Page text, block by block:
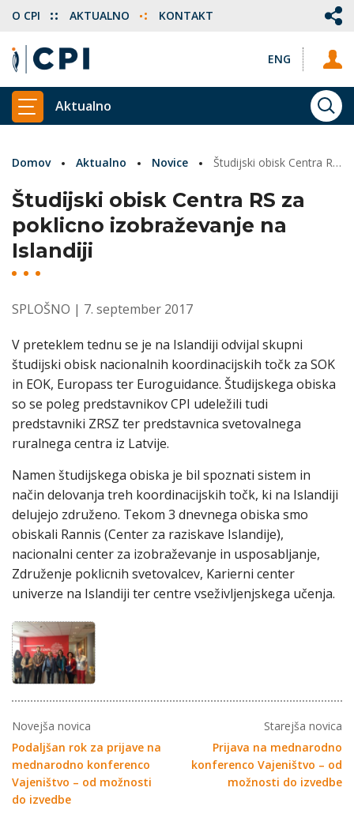
ENG
O CPI AKTUALNO KONTAKT
PRIKAŽI GLAVNI MENI
Aktualno
Domov Aktualno Novice Študijski obisk Centra RS za poklicno izobraževanje na Islandiji
Študijski obisk Centra RS za
poklicno izobraževanje na
Islandiji
SPLOŠNO | 7. september 2017
V preteklem tednu se je na Islandiji odvijal skupni
študijski obisk nacionalnih koordinacijskih točk za SOK
in EOK, Europass ter Euroguidance. Študijskega obiska
so se poleg predstavnikov CPI udeležili tudi
predstavniki ZRSZ ter predstavnica svetovalnega
ruralnega centra iz Latvije.
Namen študijskega obiska je bil spoznati sistem in
način delovanja treh koordinacijskih točk, ki na Islandiji
delujejo združeno. Tekom 3 dnevnega obiska smo
obiskali Rannis (Center za raziskave Islandije),
nacionalni center za izobraževanje in usposabljanje,
Združenje poklicnih svetovalcev, Karierni center
univerze na Islandiji ter centre vseživljenjskega učenja.
Novejša novica
Podaljšan rok za prijave na
mednarodno konferenco
Vajeništvo – od možnosti
do izvedbe
Starejša novica
Prijava na mednarodno
konferenco Vajeništvo – od
možnosti do izvedbe